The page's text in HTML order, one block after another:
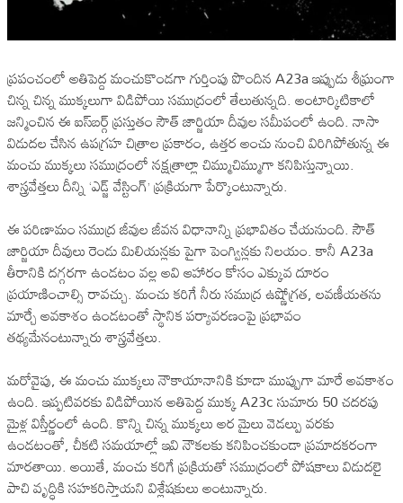
ప్రపంచంలో అతిపెద్ద మంచుకొండగా గుర్తింపు పొందిన A23a ఇప్పుడు శీఘ్రంగా
చిన్న చిన్న ముక్కలుగా విడిపోయి సముద్రంలో తేలుతున్నది. అంటార్కిటికాలో
జన్మించిన ఈ ఐస్‌బర్గ్ ప్రస్తుతం సౌత్ జార్జియా దీవుల సమీపంలో ఉంది. నాసా
విడుదల చేసిన ఉపగ్రహ చిత్రాల ప్రకారం, ఉత్తర అంచు నుంచి విరిగిపోతున్న ఈ
మంచు ముక్కలు సముద్రంలో నక్షత్రాల్లా చిమ్ముచిమ్ముగా కనిపిస్తున్నాయి.
శాస్త్రవేత్తలు దీన్ని ‘ఎడ్జ్ వేస్టింగ్’ ప్రక్రియగా పేర్కొంటున్నారు.
ఈ పరిణామం సముద్ర జీవుల జీవన విధానాన్ని ప్రభావితం చేయనుంది. సౌత్
జార్జియా దీవులు రెండు మిలియన్లకు పైగా పెంగ్విన్లకు నిలయం. కానీ A23a
తీరానికి దగ్గరగా ఉండటం వల్ల అవి ఆహారం కోసం ఎక్కువ దూరం
ప్రయాణించాల్సి రావచ్చు. మంచు కరిగే నీరు సముద్ర ఉష్ణోగ్రత, లవణీయతను
మార్చే అవకాశం ఉండటంతో స్థానిక పర్యావరణంపై ప్రభావం
తథ్యమేనంటున్నారు శాస్త్రవేత్తలు.
మరోవైపు, ఈ మంచు ముక్కలు నౌకాయానానికి కూడా ముప్పుగా మారే అవకాశం
ఉంది. ఇప్పటివరకు విడిపోయిన అతిపెద్ద ముక్క A23c సుమారు 50 చదరపు
మైళ్ల విస్తీర్ణంలో ఉంది. కొన్ని చిన్న ముక్కలు అర మైలు వెడల్పు వరకు
ఉండటంతో, చీకటి సమయాల్లో ఇవి నౌకలకు కనిపించకుండా ప్రమాదకరంగా
మారతాయి. అయితే, మంచు కరిగే ప్రక్రియతో సముద్రంలో పోషకాలు విడుదలై
పాచి వృద్ధికి సహకరిస్తాయని విశ్లేషకులు అంటున్నారు.